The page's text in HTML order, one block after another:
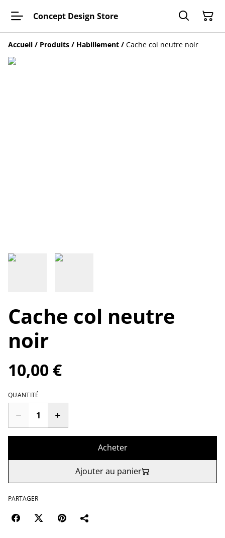
Concept Design Store
Accueil / Produits / Habillement / Cache col neutre noir
Cache col neutre
noir
10,00 €
QUANTITÉ
Acheter
Ajouter au panier
PARTAGER